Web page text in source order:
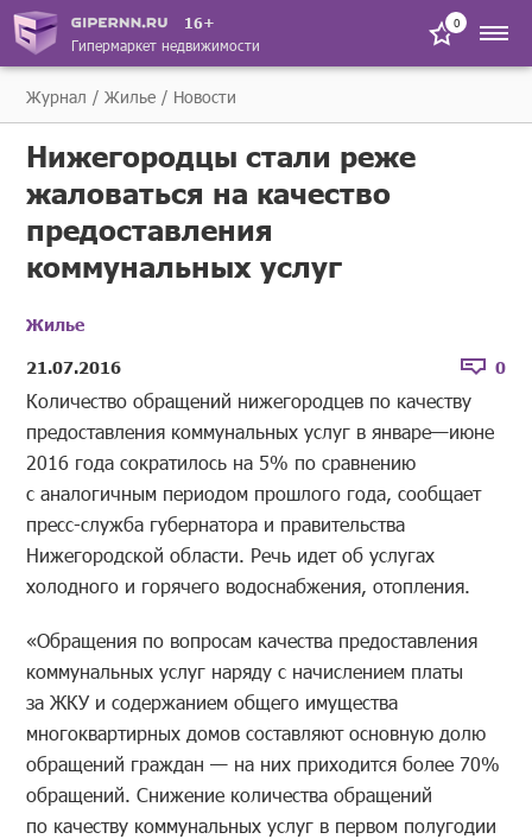
16+
Гипермаркет недвижимости
0
Журнал Жилье Новости
Нижегородцы стали реже
жаловаться на качество
предоставления
коммунальных услуг
Жилье
21.07.2016
0
Количество обращений нижегородцев по качеству
предоставления коммунальных услуг в январе—июне
2016 года сократилось на 5% по сравнению
с аналогичным периодом прошлого года, сообщает
пресс-служба губернатора и правительства
Нижегородской области. Речь идет об услугах
холодного и горячего водоснабжения, отопления.
«Обращения по вопросам качества предоставления
коммунальных услуг наряду с начислением платы
за ЖКУ и содержанием общего имущества
многоквартирных домов составляют основную долю
обращений граждан — на них приходится более 70%
обращений. Снижение количества обращений
по качеству коммунальных услуг в первом полугодии